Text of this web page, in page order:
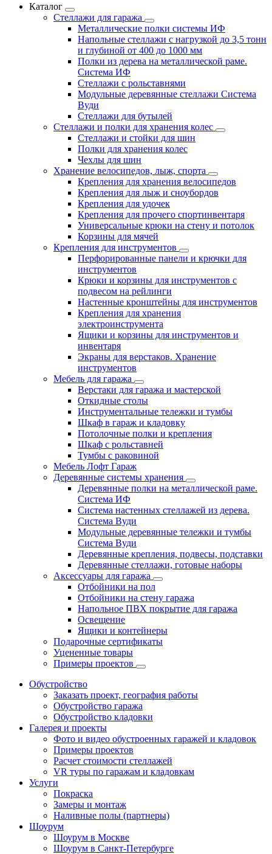
Каталог
Стеллажи для гаража
Металлические полки системы ИФ
Напольные стеллажи с нагрузкой до 3,5 тонн
и глубиной от 400 до 1000 мм
Полки из дерева на металлической раме.
Система ИФ
Стеллажи с рольставнями
Модульные деревянные стеллажи Система
Вуди
Стеллажи для бутылей
Стеллажи и полки для хранения колес
Стеллажи и стойки для шин
Полки для хранения колес
Чехлы для шин
Хранение велосипедов, лыж, спорта
Крепления для хранения велосипедов
Крепления для лыж и сноубордов
Крепления для удочек
Крепления для прочего спортинвентаря
Универсальные крюки на стену и потолок
Корзины для мячей
Крепления для инструментов
Перфорированные панели и крючки для
инструментов
Крюки и корзины для инструментов с
подвесом на рейлинги
Настенные кронштейны для инструментов
Крепления для хранения
электроинструмента
Ящики и корзины для инструментов и
инвентаря
Экраны для верстаков. Хранение
инструментов
Мебель для гаража
Верстаки для гаража и мастерской
Откидные столы
Инструментальные тележки и тумбы
Шкаф в гараж и кладовку
Потолочные полки и крепления
Шкаф с рольставней
Тумбы с раковиной
Мебель Лофт Гараж
Деревянные системы хранения
Деревянные полки на металлической раме.
Система ИФ
Система настенных стеллажей из дерева.
Система Вуди
Модульные деревянные тележки и тумбы
Система Вуди
Деревянные крепления, подвесы, подставки
Деревянные стеллажи, готовые наборы
Аксессуары для гаража
Отбойники на пол
Отбойники на стену гаража
Напольное ПВХ покрытие для гаража
Освещение
Ящики и контейнеры
Подарочные сертификаты
Уцененные товары
Примеры проектов
Обустройство
Заказать проект, география работы
Обустройство гаража
Обустройство кладовки
Галерея и проекты
Фото и видео обустроенных гаражей и кладовок
Примеры проектов
Расчет стоимости стеллажей
VR туры по гаражам и кладовкам
Услуги
Покраска
Замеры и монтаж
Наливные полы (партнеры)
Шоурум
Шоурум в Москве
Шоурум в Санкт-Петербурге